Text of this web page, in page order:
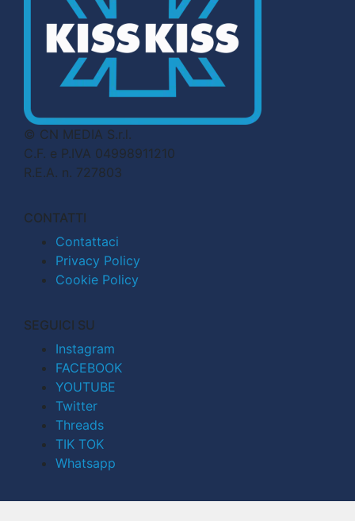
© CN MEDIA S.r.l.
C.F. e P.IVA 04998911210
R.E.A. n. 727803
CONTATTI
Contattaci
Privacy Policy
Cookie Policy
SEGUICI SU
Instagram
FACEBOOK
YOUTUBE
Twitter
Threads
TIK TOK
Whatsapp